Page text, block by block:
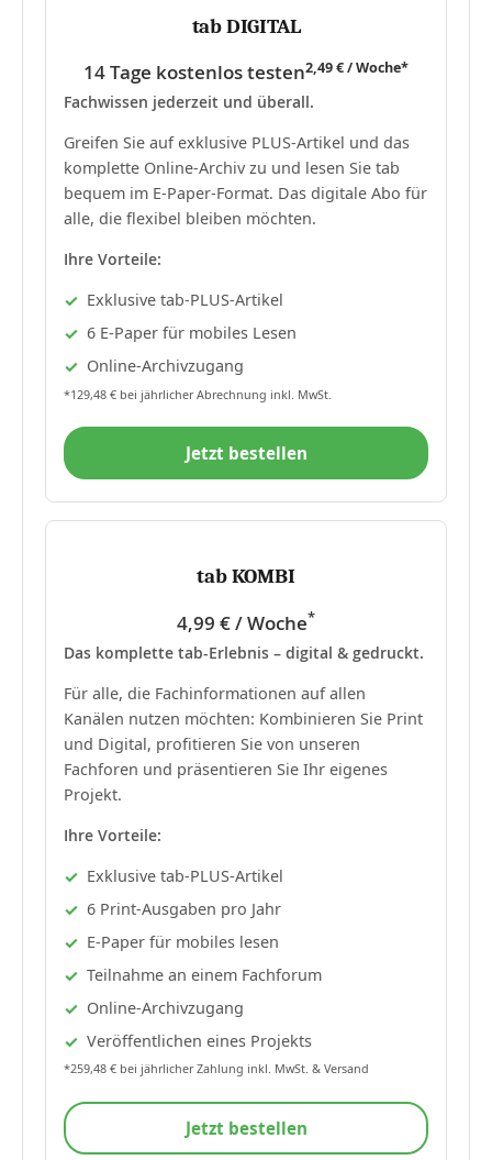
tab DIGITAL
14 Tage kostenlos testen2,49 € / Woche*
Fachwissen jederzeit und überall.
Greifen Sie auf exklusive PLUS-Artikel und das
komplette Online-Archiv zu und lesen Sie tab
bequem im E-Paper-Format. Das digitale Abo für
alle, die flexibel bleiben möchten.
Ihre Vorteile:
Exklusive tab-PLUS-Artikel
6 E-Paper für mobiles Lesen
Online-Archivzugang
*129,48 € bei jährlicher Abrechnung inkl. MwSt.
Jetzt bestellen
tab KOMBI
4,99 € / Woche*
Das komplette tab-Erlebnis – digital & gedruckt.
Für alle, die Fachinformationen auf allen
Kanälen nutzen möchten: Kombinieren Sie Print
und Digital, profitieren Sie von unseren
Fachforen und präsentieren Sie Ihr eigenes
Projekt.
Ihre Vorteile:
Exklusive tab-PLUS-Artikel
6 Print-Ausgaben pro Jahr
E-Paper für mobiles lesen
Teilnahme an einem Fachforum
Online-Archivzugang
Veröffentlichen eines Projekts
*259,48 € bei jährlicher Zahlung inkl. MwSt. & Versand
Jetzt bestellen